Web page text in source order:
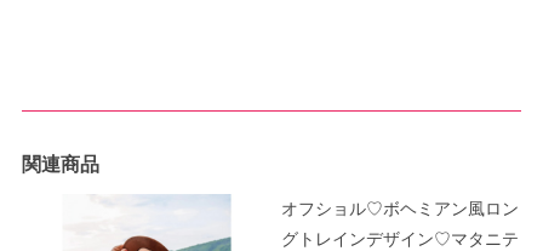
関連商品
オフショル♡ボヘミアン風ロン
グトレインデザイン♡マタニテ